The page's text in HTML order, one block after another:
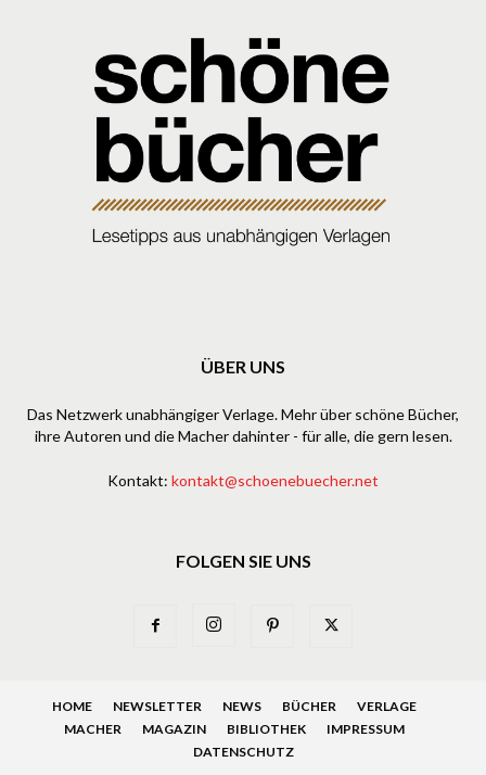
ÜBER UNS
Das Netzwerk unabhängiger Verlage. Mehr über schöne Bücher,
ihre Autoren und die Macher dahinter - für alle, die gern lesen.
Kontakt: kontakt@schoenebuecher.net
FOLGEN SIE UNS
HOME NEWSLETTER NEWS BÜCHER
VERLAGE
MACHER
MAGAZIN BIBLIOTHEK
IMPRESSUM
DATENSCHUTZ